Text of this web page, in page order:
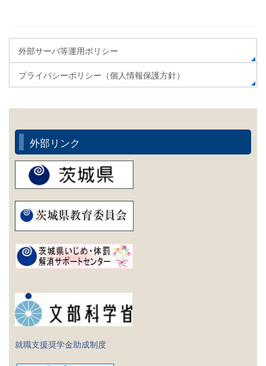
外部サーバ等運用ポリシー
プライバシーポリシー（個人情報保護方針）
外部リンク
就職支援奨学金助成制度